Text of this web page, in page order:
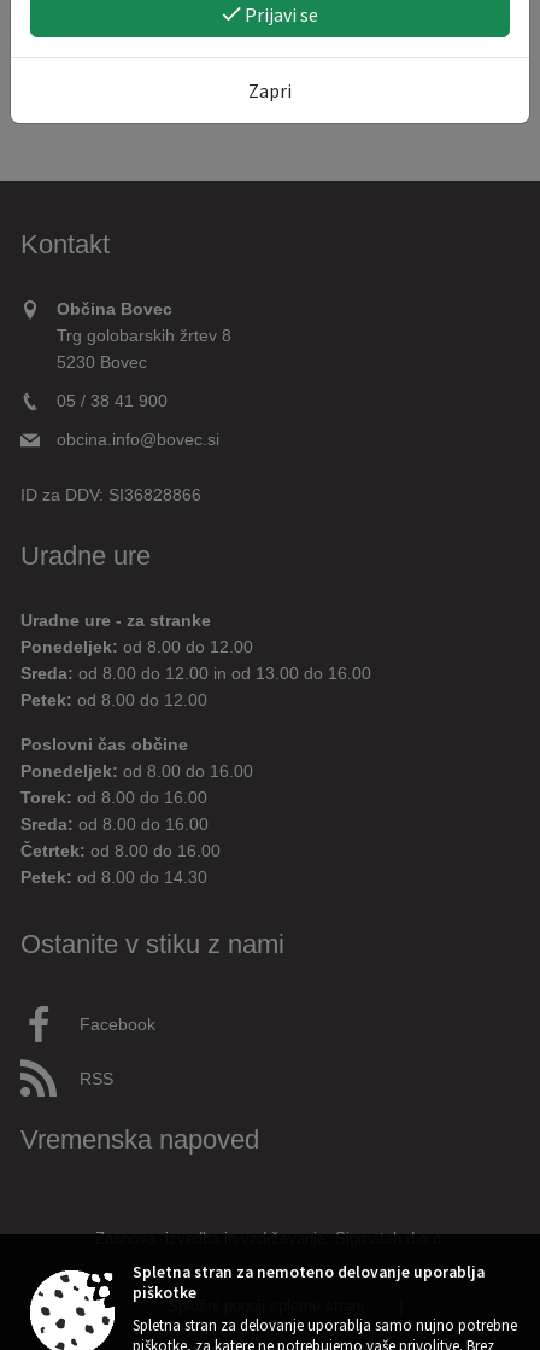
Kontakt
Občina Bovec
Trg golobarskih žrtev 8
5230 Bovec
05 / 38 41 900
obcina.info@bovec.si
ID za DDV: SI36828866
Uradne ure
Uradne ure - za stranke
Ponedeljek: od 8.00 do 12.00
Sreda: od 8.00 do 12.00 in od 13.00 do 16.00
Petek: od 8.00 do 12.00
Poslovni čas občine
Ponedeljek: od 8.00 do 16.00
Torek: od 8.00 do 16.00
Sreda: od 8.00 do 16.00
Četrtek: od 8.00 do 16.00
Petek: od 8.00 do 14.30
Ostanite v stiku z nami
Facebook
RSS
Vremenska napoved
Zasnova, izvedba in vzdrževanje: Sigmateh d.o.o.
Spletna stran za nemoteno delovanje uporablja
piškotke
Spletna stran za delovanje uporablja samo nujno potrebne
piškotke, za katere ne potrebujemo vaše privolitve. Brez
Prijavi se
Zapri